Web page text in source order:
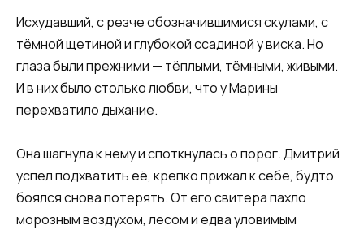
Исхудавший, с резче обозначившимися скулами, с
тёмной щетиной и глубокой ссадиной у виска. Но
глаза были прежними — тёплыми, тёмными, живыми.
И в них было столько любви, что у Марины
перехватило дыхание.
Она шагнула к нему и споткнулась о порог. Дмитрий
успел подхватить её, крепко прижал к себе, будто
боялся снова потерять. От его свитера пахло
морозным воздухом, лесом и едва уловимым